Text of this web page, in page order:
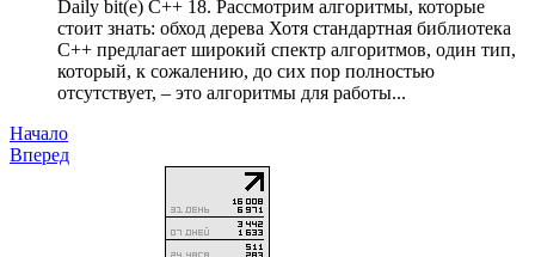
Daily bit(e) C++ 18. Рассмотрим алгоритмы, которые
стоит знать: обход дерева Хотя стандартная библиотека
C++ предлагает широкий спектр алгоритмов, один тип,
который, к сожалению, до сих пор полностью
отсутствует, – это алгоритмы для работы...
Начало
Вперед